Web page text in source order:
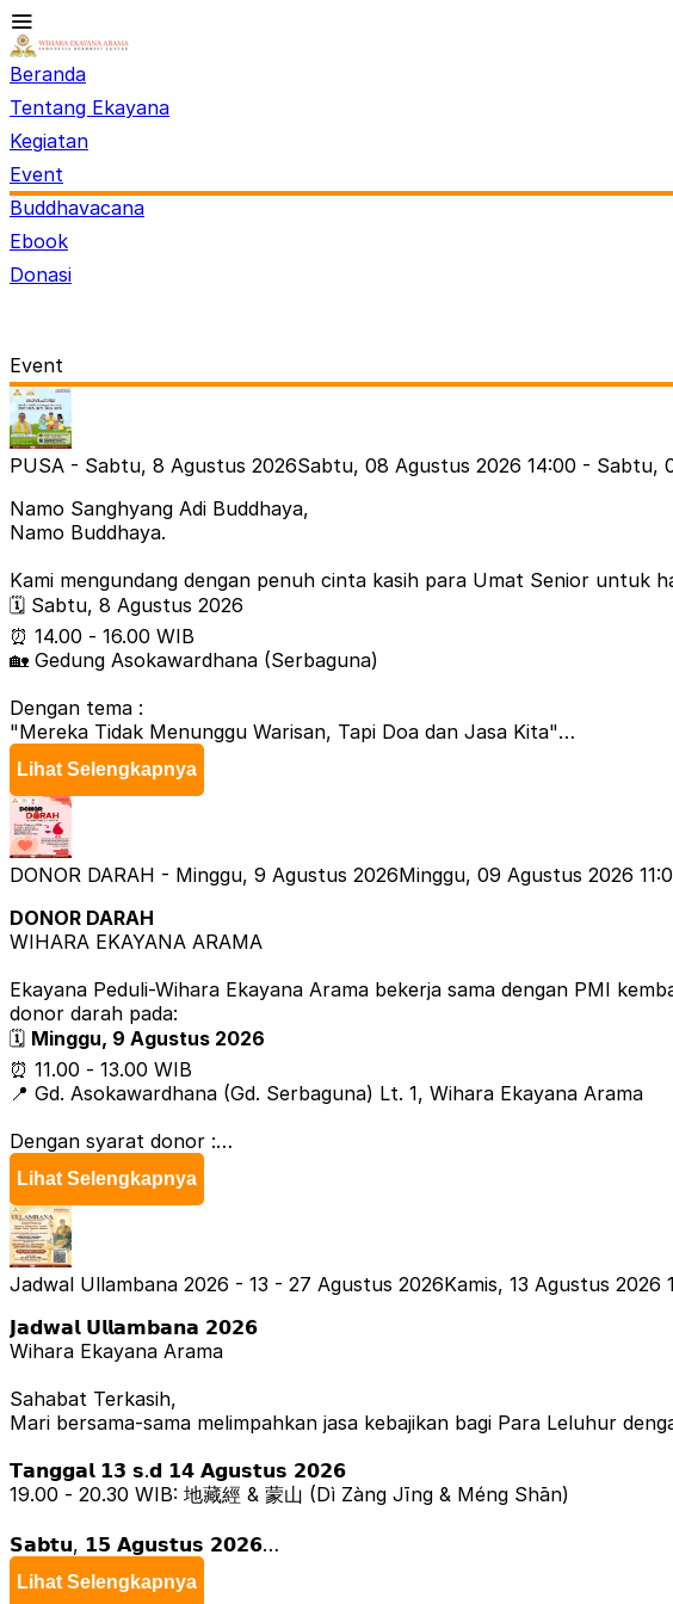
Beranda
Tentang Ekayana
Kegiatan
Event
Buddhavacana
Ebook
Donasi
Event
PUSA - Sabtu, 8 Agustus 2026Sabtu, 08 Agustus 2026 14:00 - Sabtu,
Namo Sanghyang Adi Buddhaya,
Namo Buddhaya.
Kami mengundang dengan penuh cinta kasih para Umat Senior untuk
🗓️ Sabtu, 8 Agustus 2026
⏰ 14.00 - 16.00 WIB
🏡 Gedung Asokawardhana (Serbaguna)
Dengan tema :
"Mereka Tidak Menunggu Warisan, Tapi Doa dan Jasa Kita"
Dengan Narasumber:
U.P. Prajnajara Husin Taslim
Selain itu, para umat Senior juga akan beramah tamah dan bernyanyi
Wihara Ekayana Arama.
Salam PUSA Sehat dan Sejahtera
Wihara Ekayana Arama
Lihat Selengkapnya
DONOR DARAH - Minggu, 9 Agustus 2026Minggu, 09 Agustus 2026
DONOR DARAH
WIHARA EKAYANA ARAMA
Ekayana Peduli-Wihara Ekayana Arama bekerja sama dengan PMI
donor darah pada:
🗓️ Minggu, 9 Agustus 2026
⏰ 11.00 - 13.00 WIB
📍 Gd. Asokawardhana (Gd. Serbaguna) Lt. 1, Wihara Ekayana Arama
Dengan syarat donor :
1. Dalam keadaan sehat (tidak sedang demam/batuk/pilek)
2. Usia :17 - 55 thn
3. Berat badan minimal 46 kg
4. Tidak boleh minum antibiotik
5. Bagi wanita : Tidak boleh saat menstruasi
6. Tidak untuk wanita hamil
Informasi :
Admin Ekayana Peduli
“"Seandainya kita dibutuhkan dan dapat menyumbangkan sesuatu
Yuk, biasakan ikut donor darah, biasakan gaya hidup sehat.
Persembahan penuh kasih,
Ekayana Peduli
Wihara Ekayana Arama
Lihat Selengkapnya
Jadwal Ullambana 2026 - 13 - 27 Agustus 2026Kamis, 13 Agustus 2026
𝗝𝗮𝗱𝘄𝗮𝗹 𝗨𝗹𝗹𝗮𝗺𝗯𝗮𝗻𝗮 𝟮𝟬𝟮𝟲
Wihara Ekayana Arama
Sahabat Terkasih,
Mari bersama-sama melimpahkan jasa kebajikan bagi Para Leluhur
𝗧𝗮𝗻𝗴𝗴𝗮𝗹 𝟭𝟯 𝘀.𝗱 𝟭𝟰 𝗔𝗴𝘂𝘀𝘁𝘂𝘀 𝟮𝟬𝟮𝟲
19.00 - 20.30 WIB: 地藏經 & 蒙山 (Dì Zàng Jīng & Méng Shān)
𝗦𝗮𝗯𝘁𝘂, 𝟭𝟱 𝗔𝗴𝘂𝘀𝘁𝘂𝘀 𝟮𝟬𝟮𝟲
17.00 - 18.00 WIB: 地藏經 (Dì Zàng Jīng)
19.00 – 20.30 WIB: 地藏經 (Dì Zàng Jīng & Méng Shān)
Lihat Selengkapnya